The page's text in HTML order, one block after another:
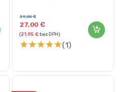
27,00€
39,00€
(21,95€bez DPH)
★★★★★(1)